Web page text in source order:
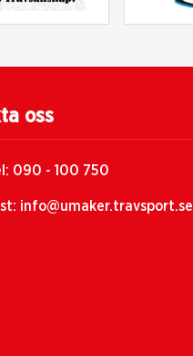
oss
090 - 100 750
info@umaker.travsport.se